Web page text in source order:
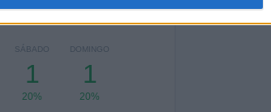
SÁBADO
1
20%
DOMINGO
1
20%